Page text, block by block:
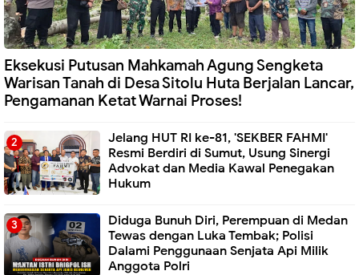
Eksekusi Putusan Mahkamah Agung Sengketa
Warisan Tanah di Desa Sitolu Huta Berjalan Lancar,
Pengamanan Ketat Warnai Proses!
Jelang HUT RI ke-81, 'SEKBER FAHMI'
Resmi Berdiri di Sumut, Usung Sinergi
Advokat dan Media Kawal Penegakan
Hukum
Diduga Bunuh Diri, Perempuan di Medan
Tewas dengan Luka Tembak; Polisi
Dalami Penggunaan Senjata Api Milik
Anggota Polri